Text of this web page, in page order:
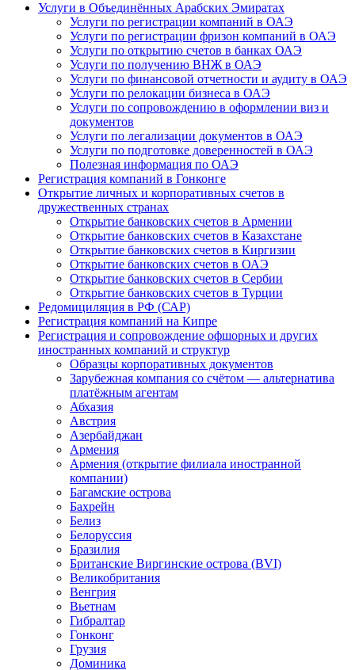
Услуги в Объединённых Арабских Эмиратах
Услуги по регистрации компаний в ОАЭ
Услуги по регистрации фризон компаний в ОАЭ
Услуги по открытию счетов в банках ОАЭ
Услуги по получению ВНЖ в ОАЭ
Услуги по финансовой отчетности и аудиту в ОАЭ
Услуги по релокации бизнеса в ОАЭ
Услуги по сопровождению в оформлении виз и
документов
Услуги по легализации документов в ОАЭ
Услуги по подготовке доверенностей в ОАЭ
Полезная информация по ОАЭ
Регистрация компаний в Гонконге
Открытие личных и корпоративных счетов в
дружественных странах
Открытие банковских счетов в Армении
Открытие банковских счетов в Казахстане
Открытие банковских счетов в Киргизии
Открытие банковских счетов в ОАЭ
Открытие банковских счетов в Сербии
Открытие банковских счетов в Турции
Редомициляция в РФ (САР)
Регистрация компаний на Кипре
Регистрация и сопровождение офшорных и других
иностранных компаний и структур
Образцы корпоративных документов
Зарубежная компания со счётом — альтернатива
платёжным агентам
Абхазия
Австрия
Азербайджан
Армения
Армения (открытие филиала иностранной
компании)
Багамские острова
Бахрейн
Белиз
Белоруссия
Бразилия
Британские Виргинские острова (BVI)
Великобритания
Венгрия
Вьетнам
Гибралтар
Гонконг
Грузия
Доминика